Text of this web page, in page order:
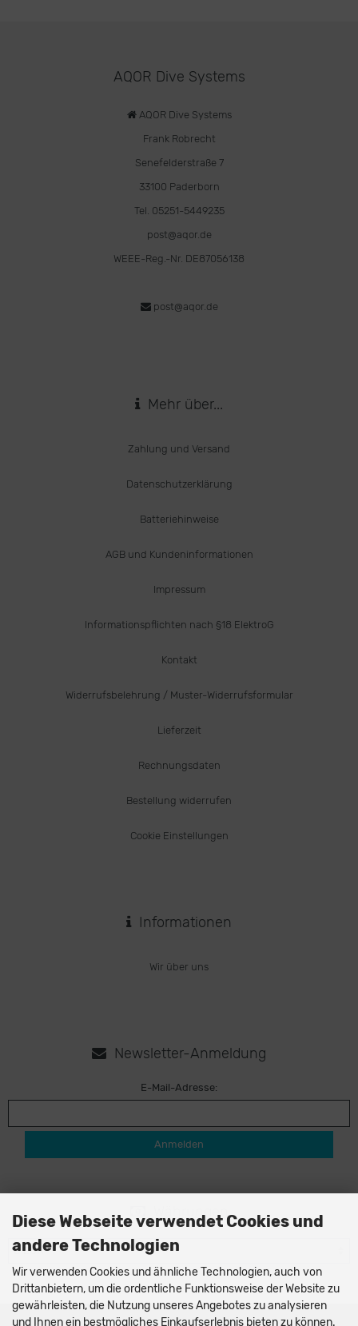
AQOR Dive Systems
AQOR Dive Systems
Frank Robrecht
Senefelderstraße 7
33100 Paderborn
Tel. 05251-5449235
post@aqor.de
WEEE-Reg.-Nr. DE87056138
post@aqor.de
Mehr über...
Zahlung und Versand
Datenschutzerklärung
Batteriehinweise
AGB und Kundeninformationen
Impressum
Informationspflichten nach §18 ElektroG
Kontakt
Widerrufsbelehrung / Muster-Widerrufsformular
Lieferzeit
Rechnungsdaten
Bestellung widerrufen
Cookie Einstellungen
Informationen
Wir über uns
Newsletter-Anmeldung
E-Mail-Adresse:
Anmelden
Währungen
Diese Webseite verwendet Cookies und
andere Technologien
Wir verwenden Cookies und ähnliche Technologien, auch von
Drittanbietern, um die ordentliche Funktionsweise der Website zu
gewährleisten, die Nutzung unseres Angebotes zu analysieren
und Ihnen ein bestmögliches Einkaufserlebnis bieten zu können.